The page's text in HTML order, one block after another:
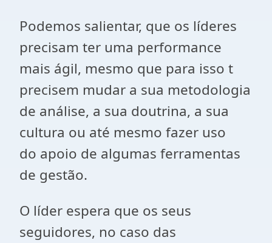
Podemos salientar, que os líderes
precisam ter uma performance
mais ágil, mesmo que para isso t
precisem mudar a sua metodologia
de análise, a sua doutrina, a sua
cultura ou até mesmo fazer uso
do apoio de algumas ferramentas
de gestão.
O líder espera que os seus
seguidores, no caso das